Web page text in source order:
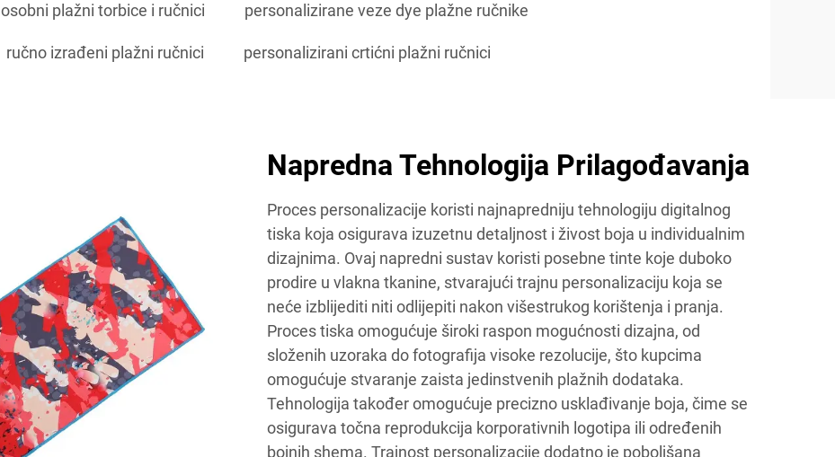
osobni plažni torbice i ručnici personalizirane veze dye plažne ručnike
ručno izrađeni plažni ručnici personalizirani crtićni plažni ručnici
Napredna Tehnologija Prilagođavanja
Proces personalizacije koristi najnapredniju tehnologiju digitalnog
tiska koja osigurava izuzetnu detaljnost i živost boja u individualnim
dizajnima. Ovaj napredni sustav koristi posebne tinte koje duboko
prodire u vlakna tkanine, stvarajući trajnu personalizaciju koja se
neće izblijediti niti odlijepiti nakon višestrukog korištenja i pranja.
Proces tiska omogućuje široki raspon mogućnosti dizajna, od
složenih uzoraka do fotografija visoke rezolucije, što kupcima
omogućuje stvaranje zaista jedinstvenih plažnih dodataka.
Tehnologija također omogućuje precizno usklađivanje boja, čime se
osigurava točna reprodukcija korporativnih logotipa ili određenih
bojnih shema. Trajnost personalizacije dodatno je poboljšana